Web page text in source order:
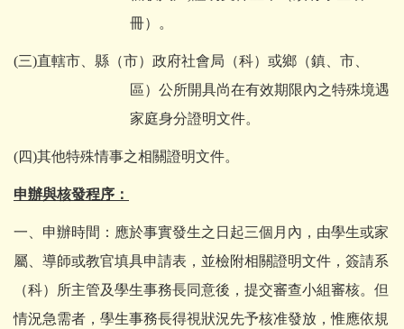
冊）。
(三)直轄市、縣（市）政府社會局（科）或鄉（鎮、市、
區）公所開具尚在有效期限內之特殊境遇
家庭身分證明文件。
(四)其他特殊情事之相關證明文件。
申辦與核發程序：
一、申辦時間：應於事實發生之日起三個月內，由學生或家
屬、導師或教官填具申請表，並檢附相關證明文件，簽請系
（科）所主管及學生事務長同意後，提交審查小組審核。但
情況急需者，學生事務長得視狀況先予核准發放，惟應依規